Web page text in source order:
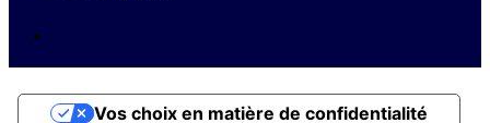
Vos choix en matière de confidentialité